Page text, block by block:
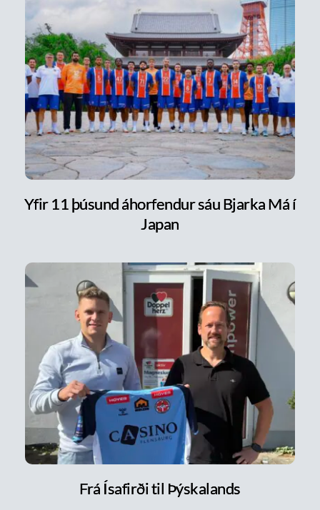
Yfir 11 þúsund áhorfendur sáu Bjarka Má í
Japan
Frá Ísafirði til Þýskalands